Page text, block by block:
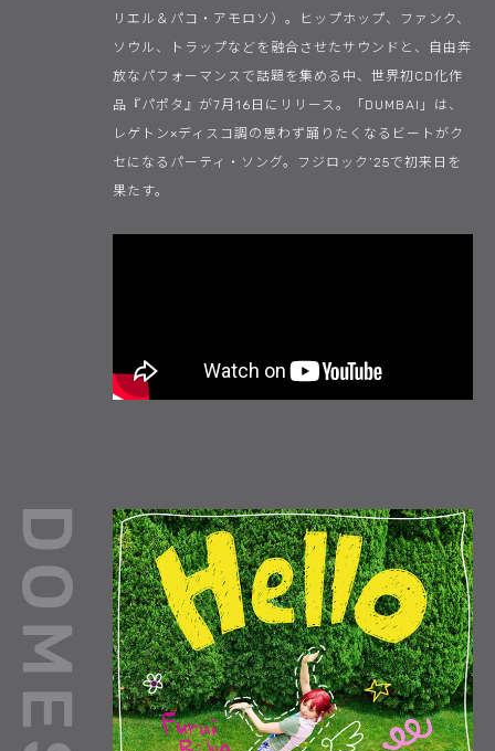
リエル＆パコ・アモロソ）。ヒップホップ、ファンク、
ソウル、トラップなどを融合させたサウンドと、自由奔
放なパフォーマンスで話題を集める中、世界初CD化作
品『パポタ』が7月16日にリリース。「DUMBAI」は、
レゲトン×ディスコ調の思わず踊りたくなるビートがク
セになるパーティ・ソング。フジロック’25で初来日を
果たす。